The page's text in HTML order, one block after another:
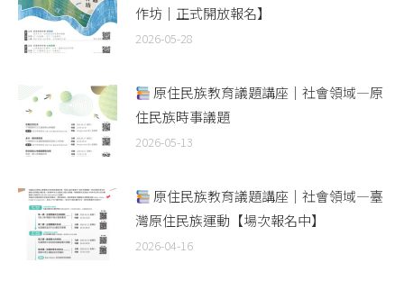
作坊｜正式開放報名】
2026-05-28
原住民族教育議題講座｜社會領域—原
住民族時事議題
2026-05-13
原住民族教育議題講座｜社會領域—臺
灣原住民族運動【場次報名中】
2026-04-16